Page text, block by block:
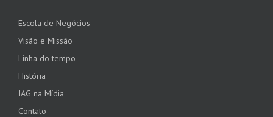
Escola de Negócios
Visão e Missão
Linha do tempo
História
IAG na Mídia
Contato